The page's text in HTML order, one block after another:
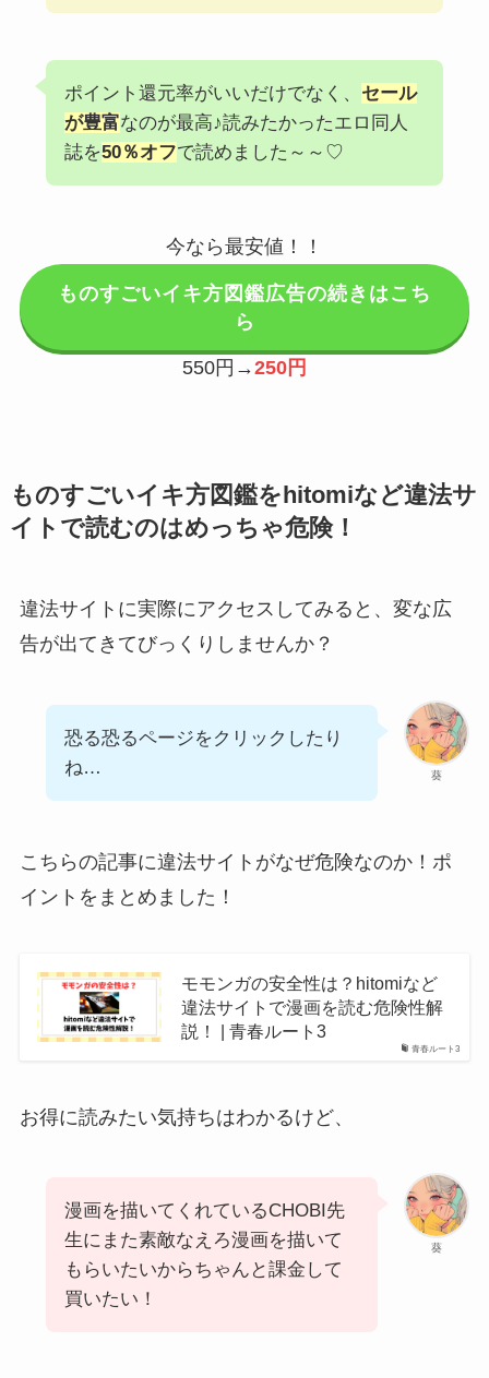
ポイント還元率がいいだけでなく、 セール
が豊富なのが最高♪読みたかったエロ同人
誌を50％オフで読めました～～♡
今なら最安値！！
ものすごいイキ方図鑑広告の続きはこち
ら
550円→250円
ものすごいイキ方図鑑をhitomiなど違法サ
イトで読むのはめっちゃ危険！
違法サイトに実際にアクセスしてみると、変な広
告が出てきてびっくりしませんか？
葵
恐る恐るページをクリックしたり
ね…
こちらの記事に違法サイトがなぜ危険なのか！ポ
イントをまとめました！
青春ルート3
モモンガの安全性は？hitomiなど
違法サイトで漫画を読む危険性解
説！ | 青春ルート3
お得に読みたい気持ちはわかるけど、
葵
漫画を描いてくれているCHOBI先
生にまた素敵なえろ漫画を描いて
もらいたいからちゃんと課金して
買いたい！